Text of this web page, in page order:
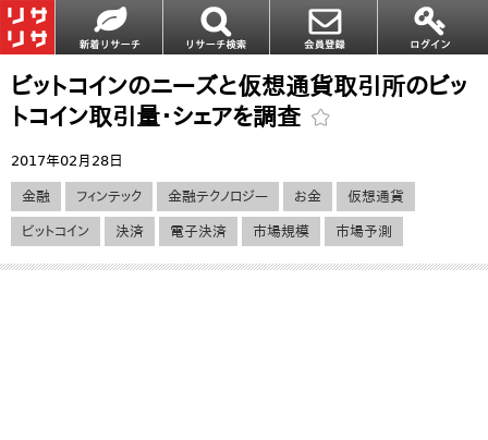
ビットコインのニーズと仮想通貨取引所のビッ
トコイン取引量・シェアを調査
2017年02月28日
金融 フィンテック 金融テクノロジー お金 仮想通貨
ビットコイン 決済 電子決済 市場規模 市場予測